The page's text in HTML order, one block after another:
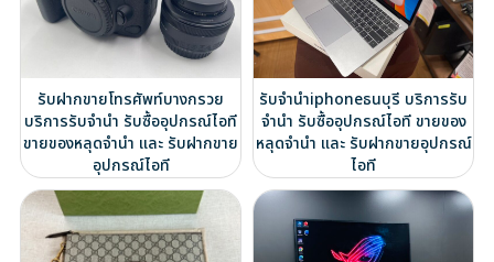
รับฝากขายโทรศัพท์บางกรวย
บริการรับจำนำ รับซื้ออุปกรณ์ไอที
ขายของหลุดจำนำ และ รับฝากขาย
อุปกรณ์ไอที
รับจำนำiphoneธนบุรี บริการรับ
จำนำ รับซื้ออุปกรณ์ไอที ขายของ
หลุดจำนำ และ รับฝากขายอุปกรณ์
ไอที